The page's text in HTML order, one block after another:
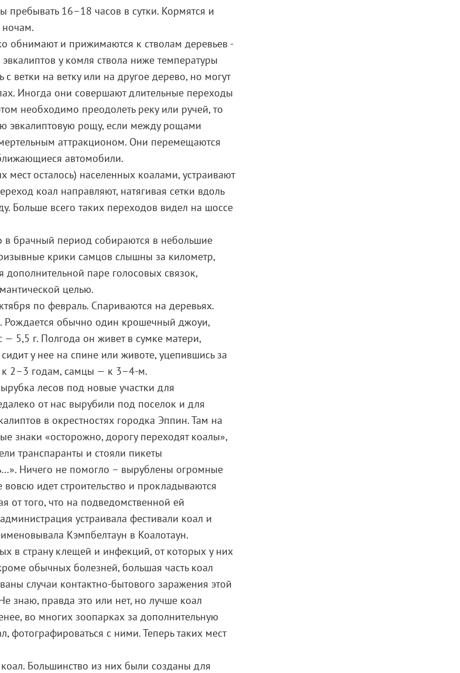
16–18 часов в сутки. Кормятся и
ночам.
обнимают и прижимаются к стволам деревьев -
у комля ствола ниже температуры
ветки на ветку или на другое дерево, но могут
Иногда они совершают длительные переходы
необходимо преодолеть реку или ручей, то
эвкалиптовую рощу, если между рощами
аттракционом. Они перемещаются
автомобили.
мест осталось) населенных коалами, устраивают
коал направляют, натягивая сетки вдоль
Больше всего таких переходов видел на шоссе
брачный период собираются в небольшие
крики самцов слышны за километр,
дополнительной паре голосовых связок,
целью.
по февраль. Спариваются на деревьях.
Рождается обычно один крошечный джоуи,
5,5 г. Полгода он живет в сумке матери,
у нее на спине или животе, уцепившись за
к 2–3 годам, самцы — к 3–4-м.
лесов под новые участки для
от нас вырубили под поселок и для
в окрестностях городка Эппин. Там на
знаки «осторожно, дорогу переходят коалы»,
транспаранты и стояли пикеты
Ничего не помогло – вырублены огромные
идет строительство и прокладываются
от того, что на подведомственной ей
устраивала фестивали коал и
Кэмпбелтаун в Коалотаун.
в страну клещей и инфекций, от которых у них
обычных болезней, большая часть коал
случаи контактно-бытового заражения этой
знаю, правда это или нет, но лучше коал
во многих зоопарках за дополнительную
фотографироваться с ними. Теперь таких мест
Большинство из них были созданы для